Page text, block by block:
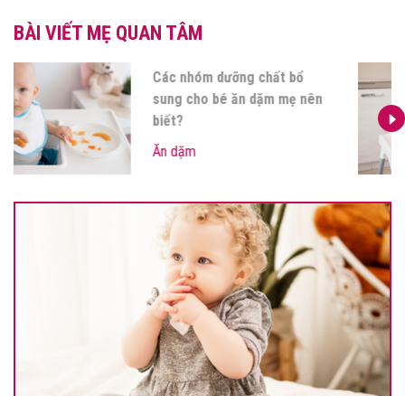
BÀI VIẾT MẸ QUAN TÂM
Các nhóm dưỡng chất bổ
sung cho bé ăn dặm mẹ nên